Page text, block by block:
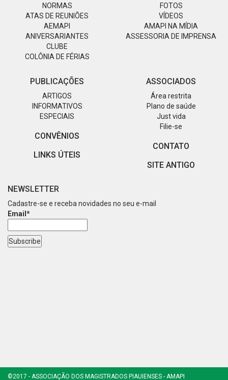
NORMAS
ATAS DE REUNIÕES
AEMAPI
ANIVERSARIANTES
CLUBE
COLÔNIA DE FÉRIAS
FOTOS
VÍDEOS
AMAPI NA MÍDIA
ASSESSORIA DE IMPRENSA
PUBLICAÇÕES
ARTIGOS
INFORMATIVOS
ESPECIAIS
CONVÊNIOS
LINKS ÚTEIS
ASSOCIADOS
Área restrita
Plano de saúde
Just vida
Filie-se
CONTATO
SITE ANTIGO
NEWSLETTER
Cadastre-se e receba novidades no seu e-mail
Email*
©2017 - ASSOCIAÇÃO DOS MAGISTRADOS PIAUIENSES - AMAPI